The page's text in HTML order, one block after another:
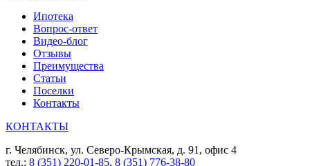
Ипотека
Вопрос-ответ
Видео-блог
Отзывы
Преимущества
Статьи
Поселки
Контакты
КОНТАКТЫ
г. Челябинск, ул. Северо-Крымская, д. 91, офис 4
тел.: 8 (351) 220-01-85, 8 (351) 776-38-80